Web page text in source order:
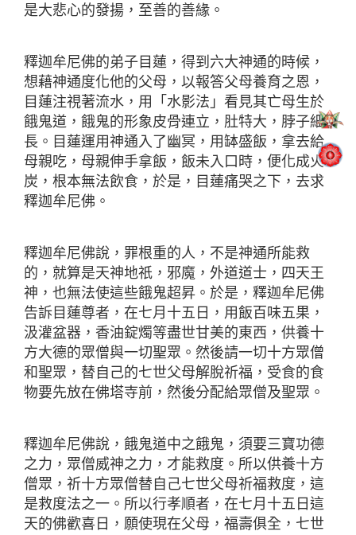
是大悲心的發揚，至善的善緣。
釋迦牟尼佛的弟子目蓮，得到六大神通的時候，
想藉神通度化他的父母，以報答父母養育之恩，
目蓮注視著流水，用「水影法」看見其亡母生於
餓鬼道，餓鬼的形象皮骨連立，肚特大，脖子細
長。目蓮運用神通入了幽冥，用缽盛飯，拿去給
母親吃，母親伸手拿飯，飯未入口時，便化成火
炭，根本無法飲食，於是，目蓮痛哭之下，去求
釋迦牟尼佛。
釋迦牟尼佛說，罪根重的人，不是神通所能救
的，就算是天神地祇，邪魔，外道道士，四天王
神，也無法使這些餓鬼超昇。於是，釋迦牟尼佛
告訴目蓮尊者，在七月十五日，用飯百味五果，
汲灌盆器，香油錠燭等盡世甘美的東西，供養十
方大德的眾僧與一切聖眾。然後請一切十方眾僧
和聖眾，替自己的七世父母解脫祈福，受食的食
物要先放在佛塔寺前，然後分配給眾僧及聖眾。
釋迦牟尼佛說，餓鬼道中之餓鬼，須要三寶功德
之力，眾僧威神之力，才能救度。所以供養十方
僧眾，祈十方眾僧替自己七世父母祈福救度，這
是救度法之一。所以行孝順者，在七月十五日這
天的佛歡喜日，願使現在父母，福壽俱全，七世